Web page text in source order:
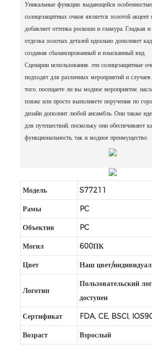
Уникальные функции: выдающейся
солнцезащитных очков является золотой
добавляет оттенка роскоши и гламура. Гладкая
отделка золотых деталей идеально дополняет
создавая сбалансированный и изысканный вид.
Сценарии использования: эти солнцезащитные
подходят для различных мероприятий и случаев.
того, посещаете ли вы модное мероприятие,
пляже или просто выполняете поручения по
дизайн дополнит любой ансамбль. Они также
для путешествий, поскольку они обеспечивают
функциональность, так и модное преимущество.
Модель S77211
Рамы PC
Объектив PC
Могил 600ПК
Цвет Наш цвет/
Логотип
Пользовательский
доступен
Сертификат FDA, CE, BSCI,
Возраст Взрослый